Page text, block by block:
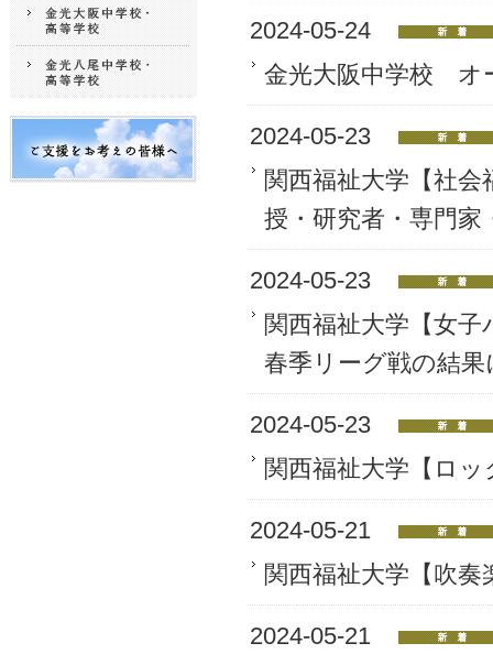
2024-05-24
金光大阪中学校
2024-05-23
関西福祉大学【社
授・研究者・専門
2024-05-23
関西福祉大学【女
春季リーグ戦の結
2024-05-23
関西福祉大学【ロ
2024-05-21
関西福祉大学【吹
2024-05-21